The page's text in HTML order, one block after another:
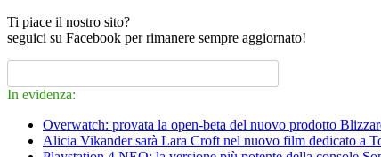
Ti piace il nostro sito?
seguici su Facebook per rimanere sempre aggiornato!
In evidenza:
Overwatch: provata la open-beta del nuovo prodotto
Alicia Vikander sarà Lara Croft nel nuovo film dedicato a